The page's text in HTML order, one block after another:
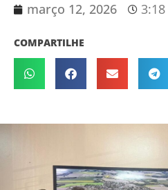
março 12, 2026
COMPARTILHE